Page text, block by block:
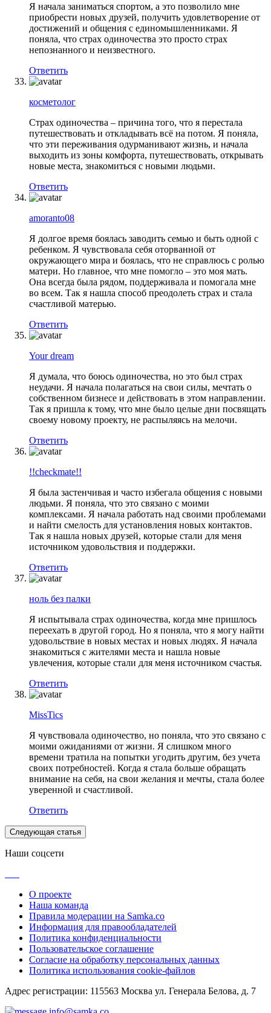
Я начала заниматься спортом, а это позволило мне
приобрести новых друзей, получить удовлетворение от
достижений и общения с единомышленниками. Я
поняла, что страх одиночества это просто страх
непознанного и неизвестного.
Ответить
косметолог
Страх одиночества – причина того, что я перестала
путешествовать и откладывать всё на потом. Я поняла,
что эти переживания одурманивают жизнь, и начала
выходить из зоны комфорта, путешествовать, открывать
новые места, знакомиться с новыми людьми.
Ответить
amoranto08
Я долгое время боялась заводить семью и быть одной с
ребенком. Я чувствовала себя оторванной от
окружающего мира и боялась, что не справлюсь с ролью
матери. Но главное, что мне помогло – это моя мать.
Она всегда была рядом, поддерживала и помогала мне
во всем. Так я нашла способ преодолеть страх и стала
счастливой матерью.
Ответить
Your dream
Я думала, что боюсь одиночества, но это был страх
неудачи. Я начала полагаться на свои силы, мечтать о
собственном бизнесе и действовать в этом направлении.
Так я пришла к тому, что мне было целые дни посвящать
своему новому проекту, не распыляясь на мелочи.
Ответить
!!checkmate!!
Я была застенчивая и часто избегала общения с новыми
людьми. Я поняла, что это связано с моими
комплексами. Я начала работать над своими проблемами
и найти смелость для установления новых контактов.
Так я нашла новых друзей, которые стали для меня
источником удовольствия и поддержки.
Ответить
ноль без палки
Я испытывала страх одиночества, когда мне пришлось
переехать в другой город. Но я поняла, что я могу найти
удовольствие в новых местах и новых людях. Я начала
знакомиться с жителями места и нашла новые
увлечения, которые стали для меня источником счастья.
Ответить
MissTics
Я чувствовала одиночество, но поняла, что это связано с
моими ожиданиями от жизни. Я слишком много
времени тратила на попытки угодить другим, без учета
своих потребностей. Когда я стала больше обращать
внимание на себя, на свои желания и мечты, стала более
уверенной и счастливой.
Ответить
Следующая статья
Наши соцсети
О проекте
Наша команда
Правила модерации на Samka.co
Информация для правообладателей
Политика конфиденциальности
Пользовательское соглашение
Согласие на обработку персональных данных
Политика использования cookie-файлов
Адрес регистрации: 115563 Москва ул. Генерала Белова, д. 7